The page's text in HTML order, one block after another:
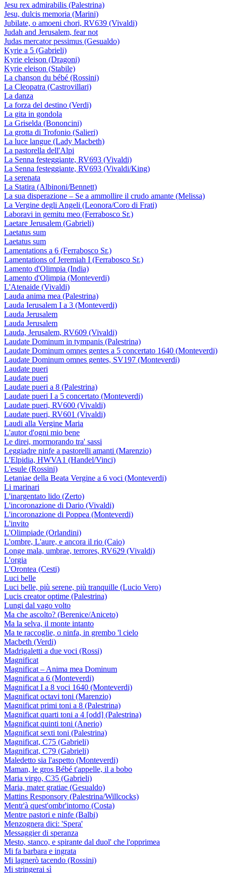
Jesu rex admirabilis (Palestrina)
Jesu, dulcis memoria (Marini)
Jubilate, o amoeni chori, RV639 (Vivaldi)
Judah and Jerusalem, fear not
Judas mercator pessimus (Gesualdo)
Kyrie a 5 (Gabrieli)
Kyrie eleison (Dragoni)
Kyrie eleison (Stabile)
La chanson du bébé (Rossini)
La Cleopatra (Castrovillari)
La danza
La forza del destino (Verdi)
La gita in gondola
La Griselda (Bononcini)
La grotta di Trofonio (Salieri)
La luce langue (Lady Macbeth)
La pastorella dell'Alpi
La Senna festeggiante, RV693 (Vivaldi)
La Senna festeggiante, RV693 (Vivaldi/King)
La serenata
La Statira (Albinoni/Bennett)
La sua disperazione – Se a ammollire il crudo amante (Melissa)
La Vergine degli Angeli (Leonora/Coro di Frati)
Laboravi in gemitu meo (Ferrabosco Sr.)
Laetare Jerusalem (Gabrieli)
Laetatus sum
Laetatus sum
Lamentations a 6 (Ferrabosco Sr.)
Lamentations of Jeremiah I (Ferrabosco Sr.)
Lamento d'Olimpia (India)
Lamento d'Olimpia (Monteverdi)
L'Atenaide (Vivaldi)
Lauda anima mea (Palestrina)
Lauda Ierusalem I a 3 (Monteverdi)
Lauda Jerusalem
Lauda Jerusalem
Lauda, Jerusalem, RV609 (Vivaldi)
Laudate Dominum in tympanis (Palestrina)
Laudate Dominum omnes gentes a 5 concertato 1640 (Monteverdi)
Laudate Dominum omnes gentes, SV197 (Monteverdi)
Laudate pueri
Laudate pueri
Laudate pueri a 8 (Palestrina)
Laudate pueri I a 5 concertato (Monteverdi)
Laudate pueri, RV600 (Vivaldi)
Laudate pueri, RV601 (Vivaldi)
Laudi alla Vergine Maria
L'autor d'ogni mio bene
Le direi, mormorando tra' sassi
Leggiadre ninfe a pastorelli amanti (Marenzio)
L'Elpidia, HWVA1 (Handel/Vinci)
L'esule (Rossini)
Letaniae della Beata Vergine a 6 voci (Monteverdi)
Li marinari
L'inargentato lido (Zerto)
L'incoronazione di Dario (Vivaldi)
L'incoronazione di Poppea (Monteverdi)
L'invito
L'Olimpiade (Orlandini)
L'ombre, L'aure, e ancora il rio (Caio)
Longe mala, umbrae, terrores, RV629 (Vivaldi)
L'orgia
L'Orontea (Cesti)
Luci belle
Luci belle, più serene, più tranquille (Lucio Vero)
Lucis creator optime (Palestrina)
Lungi dal vago volto
Ma che ascolto? (Berenice/Aniceto)
Ma la selva, il monte intanto
Ma te raccoglie, o ninfa, in grembo 'l cielo
Macbeth (Verdi)
Madrigaletti a due voci (Rossi)
Magnificat
Magnificat – Anima mea Dominum
Magnificat a 6 (Monteverdi)
Magnificat I a 8 voci 1640 (Monteverdi)
Magnificat octavi toni (Marenzio)
Magnificat primi toni a 8 (Palestrina)
Magnificat quarti toni a 4 [odd] (Palestrina)
Magnificat quinti toni (Anerio)
Magnificat sexti toni (Palestrina)
Magnificat, C75 (Gabrieli)
Magnificat, C79 (Gabrieli)
Maledetto sia l'aspetto (Monteverdi)
Maman, le gros Bébé t'appelle, il a bobo
Maria virgo, C35 (Gabrieli)
Maria, mater gratiae (Gesualdo)
Mattins Responsory (Palestrina/Willcocks)
Mentr'à quest'ombr'intorno (Costa)
Mentre pastori e ninfe (Balbi)
Menzognera dici: 'Spera'
Messaggier di speranza
Mesto, stanco, e spirante dal duol' che l'opprimea
Mi fa barbara e ingrata
Mi lagnerò tacendo (Rossini)
Mi stringerai sì